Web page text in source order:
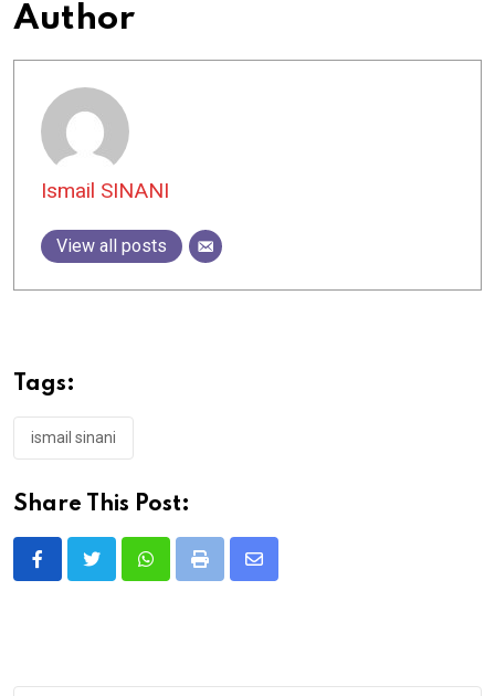
Author
Ismail SINANI
View all posts
Tags:
ismail sinani
Share This Post:
WhatsappPrint
Share